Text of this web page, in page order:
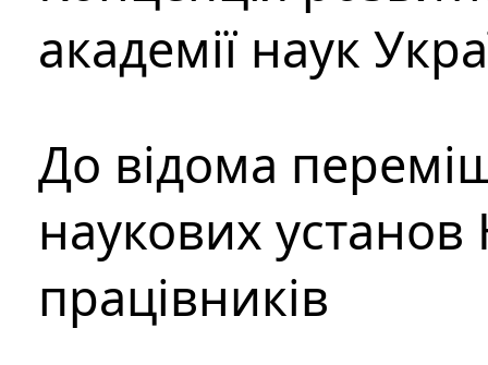
академії наук
До відома
наукових установ
працівників